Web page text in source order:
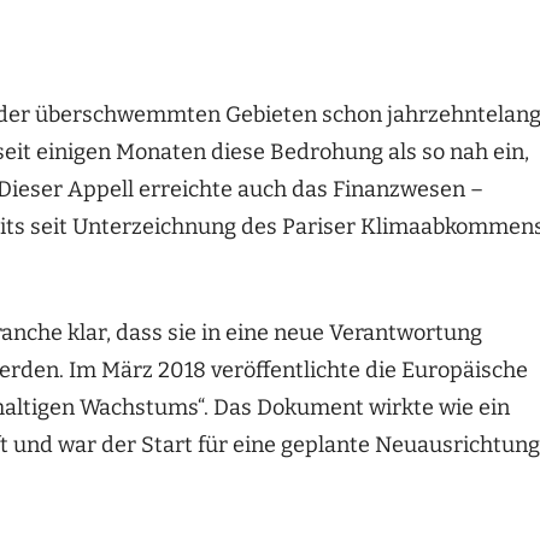
überschwemmten Gebieten schon jahrzehntelang
einigen Monaten diese Bedrohung als so nah ein,
Appell erreichte auch das Finanzwesen –
seit Unterzeichnung des Pariser
klar, dass sie in eine neue Verantwortung
Im März 2018 veröffentlichte die Europäische
Wachstums“. Das Dokument wirkte wie ein
und war der Start für eine geplante Neuausrichtung